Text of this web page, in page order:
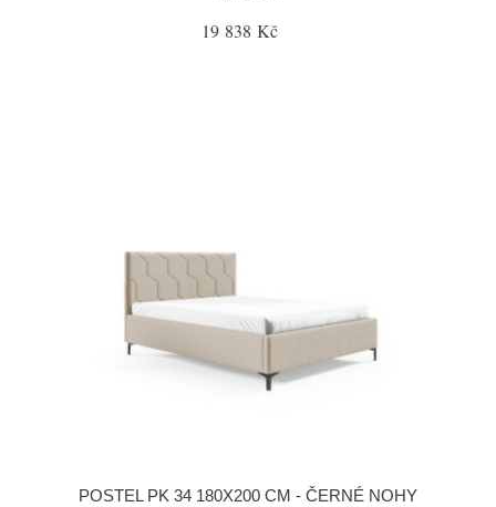
19 838 Kč
POSTEL PK 34 180X200 CM - ČERNÉ NOHY